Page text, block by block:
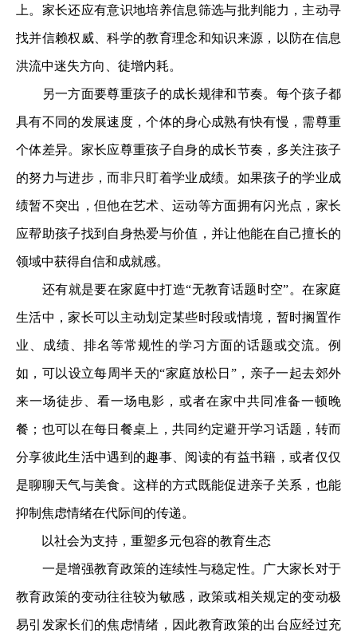
上。家长还应有意识地培养信息筛选与批判能力，主动寻
找并信赖权威、科学的教育理念和知识来源，以防在信息
洪流中迷失方向、徒增内耗。
另一方面要尊重孩子的成长规律和节奏。每个孩子都
具有不同的发展速度，个体的身心成熟有快有慢，需尊重
个体差异。家长应尊重孩子自身的成长节奏，多关注孩子
的努力与进步，而非只盯着学业成绩。如果孩子的学业成
绩暂不突出，但他在艺术、运动等方面拥有闪光点，家长
应帮助孩子找到自身热爱与价值，并让他能在自己擅长的
领域中获得自信和成就感。
还有就是要在家庭中打造“无教育话题时空”。在家庭
生活中，家长可以主动划定某些时段或情境，暂时搁置作
业、成绩、排名等常规性的学习方面的话题或交流。例
如，可以设立每周半天的“家庭放松日”，亲子一起去郊外
来一场徒步、看一场电影，或者在家中共同准备一顿晚
餐；也可以在每日餐桌上，共同约定避开学习话题，转而
分享彼此生活中遇到的趣事、阅读的有益书籍，或者仅仅
是聊聊天气与美食。这样的方式既能促进亲子关系，也能
抑制焦虑情绪在代际间的传递。
以社会为支持，重塑多元包容的教育生态
一是增强教育政策的连续性与稳定性。广大家长对于
教育政策的变动往往较为敏感，政策或相关规定的变动极
易引发家长们的焦虑情绪，因此教育政策的出台应经过充